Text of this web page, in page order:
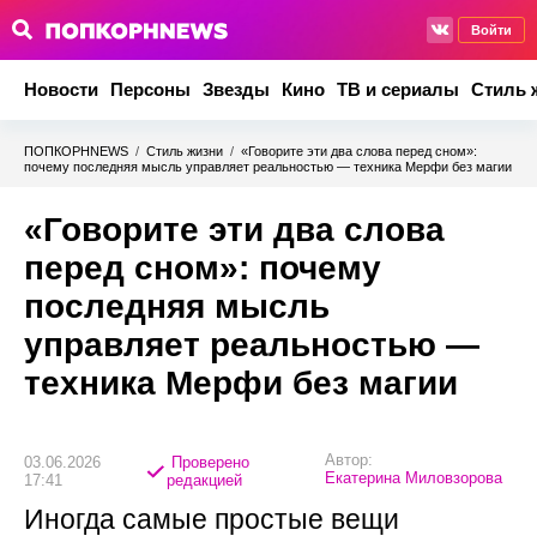
Войти
Новости Персоны Звезды Кино ТВ и сериалы Стиль
ПОПКОРНNEWS / Стиль жизни / «Говорите эти два слова перед сном»:
почему последняя мысль управляет реальностью — техника Мерфи без магии
«Говорите эти два слова
перед сном»: почему
последняя мысль
управляет реальностью —
техника Мерфи без магии
03.06.2026
17:41
Проверено
редакцией
Автор:
Екатерина Миловзорова
Иногда самые простые вещи